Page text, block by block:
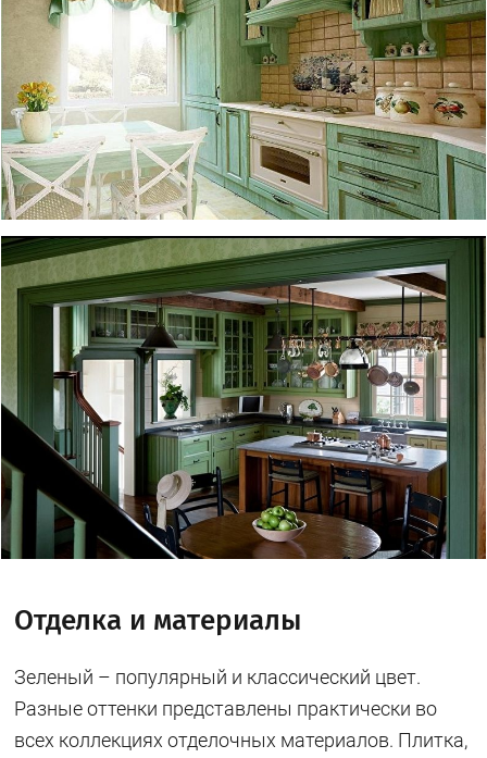
Отделка и материалы
Зеленый – популярный и классический цвет.
Разные оттенки представлены практически во
всех коллекциях отделочных материалов. Плитка,